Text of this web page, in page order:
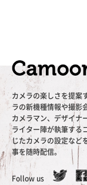
カメラの楽しさを提案
ラの新機種情報や撮影
カメラマン、デザイナ
ライター陣が執筆する
じたカメラの設定など
事を随時配信。
Follow us